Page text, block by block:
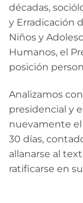
décadas,
y Erradicación
Niños y
Humanos, el
posición
Analizamos
presidencial y
nuevamente
30 días,
allanarse al
ratificarse en